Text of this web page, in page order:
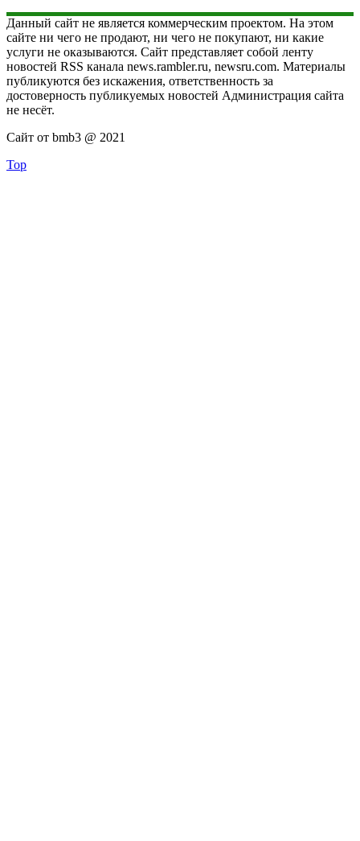
Данный сайт не является коммерческим проектом. На этом
сайте ни чего не продают, ни чего не покупают, ни какие
услуги не оказываются. Сайт представляет собой ленту
новостей RSS канала news.rambler.ru, newsru.com. Материалы
публикуются без искажения, ответственность за
достоверность публикуемых новостей Администрация сайта
не несёт.
Сайт от bmb3 @ 2021
Top